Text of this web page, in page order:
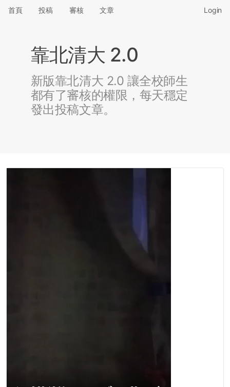
首頁 投稿 審核 文章 Login
靠北清大 2.0
新版靠北清大 2.0 讓全校師生
都有了審核的權限，每天穩定
發出投稿文章。